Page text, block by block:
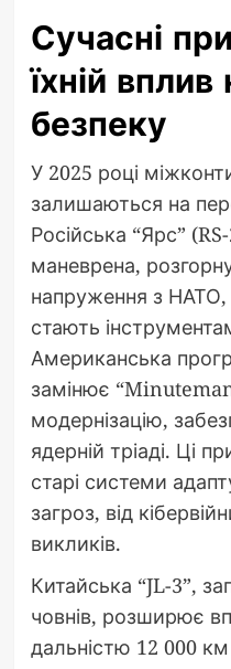
Сучасні
їхній
безпеку
У 2025 році
залишаються на
Російська “Ярс”
маневрена,
напруження з
стають
Американська
замінює
модернізацію,
ядерній тріаді. Ці
старі системи
загроз, від
викликів.
Китайська “JL-3”,
човнів, розширює
дальністю 12 000